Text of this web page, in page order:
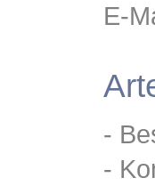
E-
-
-